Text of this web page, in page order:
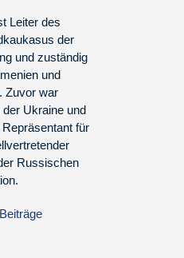
Leiter des
der
und zuständig
und
Zuvor war
Ukraine und
für
Russischen